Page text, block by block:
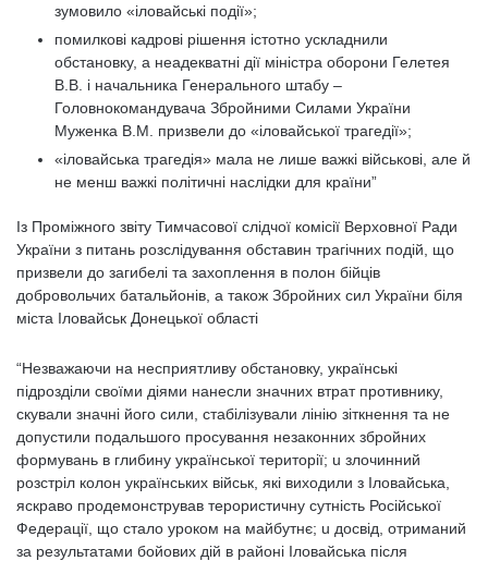
зумовило «іловайські події»;
помилкові кадрові рішення істотно ускладнили
обстановку, а неадекватні дії міністра оборони Гелетея
В.В. і начальника Генерального штабу –
Головнокомандувача Збройними Силами України
Муженка В.М. призвели до «іловайської трагедії»;
«іловайська трагедія» мала не лише важкі військові, але й
не менш важкі політичні наслідки для країни”
Із Проміжного звіту Тимчасової слідчої комісії Верховної Ради
України з питань розслідування обставин трагічних подій, що
призвели до загибелі та захоплення в полон бійців
добровольчих батальйонів, а також Збройних сил України біля
міста Іловайськ Донецької області
“Незважаючи на несприятливу обстановку, українські
підрозділи своїми діями нанесли значних втрат противнику,
скували значні його сили, стабілізували лінію зіткнення та не
допустили подальшого просування незаконних збройних
формувань в глибину української території; u злочинний
розстріл колон українських військ, які виходили з Іловайська,
яскраво продемонстрував терористичну сутність Російської
Федерації, що стало уроком на майбутнє; u досвід, отриманий
за результатами бойових дій в районі Іловайська після